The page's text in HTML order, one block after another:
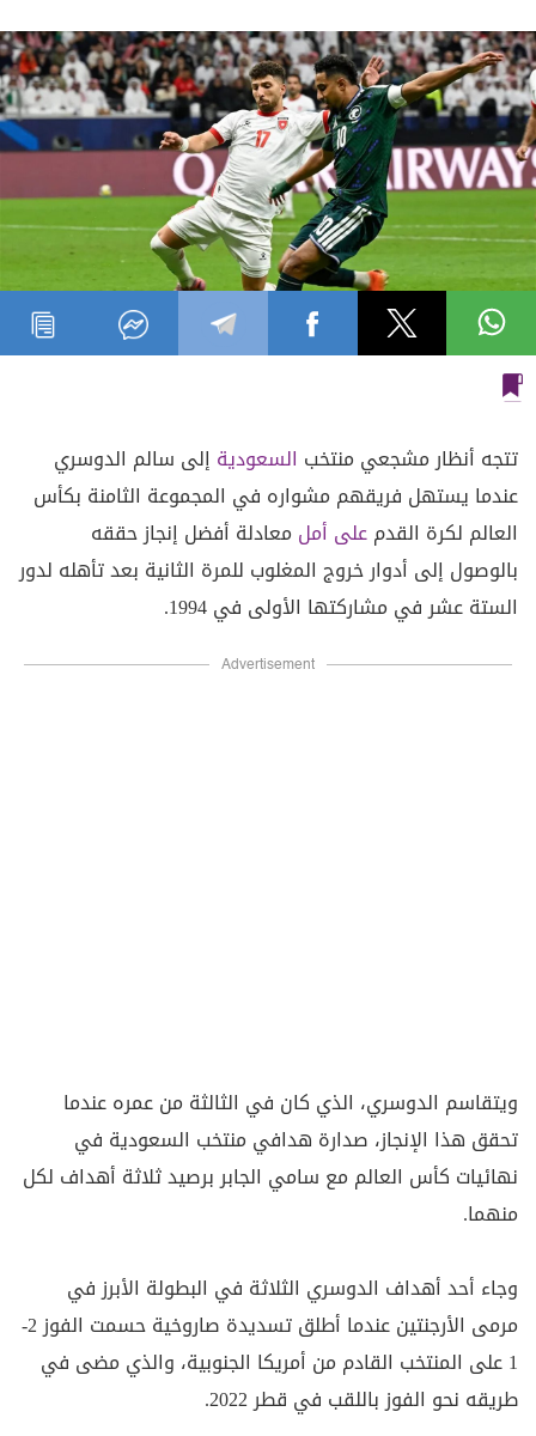
تتجه أنظار مشجعي منتخب السعودية إلى سالم الدوسري
عندما يستهل فريقهم مشواره في المجموعة الثامنة بكأس
العالم لكرة القدمعلى أمل معادلة أفضل إنجاز حققه
بالوصول ⁠إلى أدوار خروج المغلوب للمرة الثانية بعد تأهله لدور
الستة عشر في مشاركتها الأولى في 1994.
Advertisement
ويتقاسم الدوسري، الذي كان في الثالثة من عمره عندما
تحقق هذا الإنجاز، صدارة هدافي منتخب السعودية في
نهائيات كأس العالم مع سامي الجابر برصيد ثلاثة أهداف لكل
منهما.
وجاء أحد أهداف الدوسري الثلاثة في البطولة الأبرز في
مرمى الأرجنتين عندما أطلق تسديدة صاروخية حسمت ‌الفوز 2-
1 على المنتخب القادم من أمريكا الجنوبية، والذي مضى في
طريقه نحو الفوز باللقب في قطر 2022.